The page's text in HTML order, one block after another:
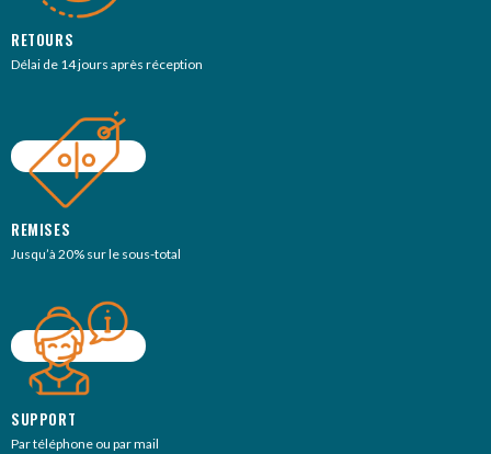
RETOURS
Délai de 14 jours après réception
REMISES
Jusqu’à 20% sur le sous-total
SUPPORT
Par téléphone ou par mail